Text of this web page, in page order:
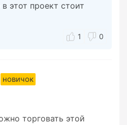
этот проект стоит
1 0
новичок
торговать этой